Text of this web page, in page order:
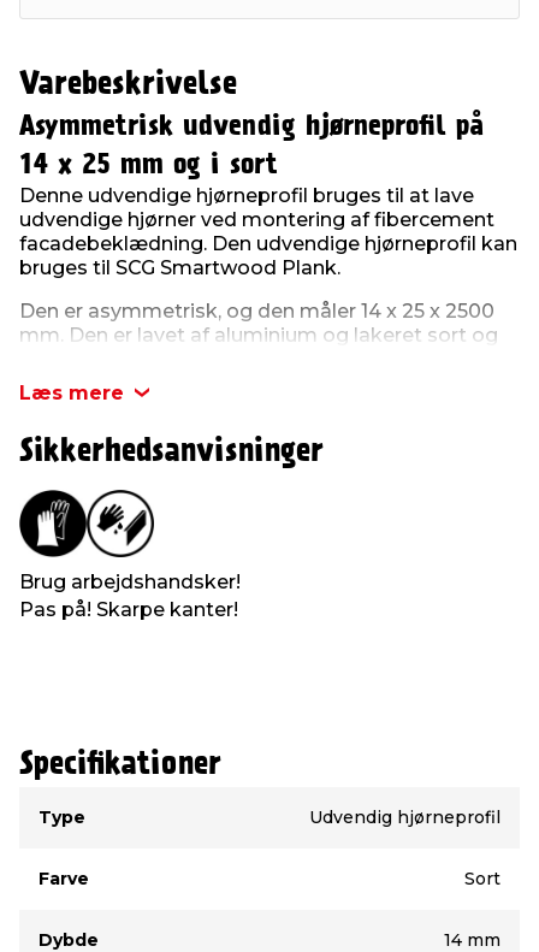
Varebeskrivelse
Asymmetrisk udvendig hjørneprofil på
14 x 25 mm og i sort
Denne udvendige hjørneprofil bruges til at lave
udvendige hjørner ved montering af fibercement
facadebeklædning. Den udvendige hjørneprofil kan
bruges til SCG Smartwood Plank.
Den er asymmetrisk, og den måler 14 x 25 x 2500
mm. Den er lavet af aluminium og lakeret sort og
øvrige dele til montering samt selve plankerne
underfibercement
Læs mere
Sikkerhedsanvisninger
Brug arbejdshandsker!
Pas på! Skarpe kanter!
Specifikationer
Type
Udvendig hjørneprofil
Farve Sort
Dybde 14 mm